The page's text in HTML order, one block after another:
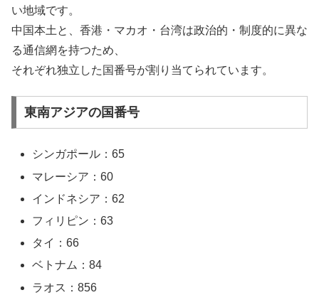
い地域です。
中国本土と、香港・マカオ・台湾は政治的・制度的に異な
る通信網を持つため、
それぞれ独立した国番号が割り当てられています。
東南アジアの国番号
シンガポール：65
マレーシア：60
インドネシア：62
フィリピン：63
タイ：66
ベトナム：84
ラオス：856